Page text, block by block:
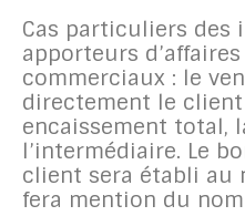
Cas particuliers des
apporteurs
commerciaux : le
directement le
encaissement total,
l’intermédiaire. Le
client sera établi au
fera mention du